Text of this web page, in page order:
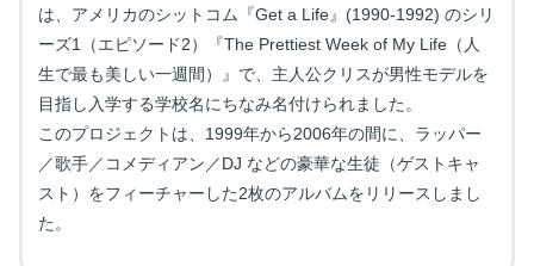
は、アメリカのシットコム『Get a Life』(1990-1992) のシリ
ーズ1（エピソード2）『The Prettiest Week of My Life（人
生で最も美しい一週間）』で、主人公クリスが男性モデルを
目指し入学する学校名にちなみ名付けられました。
このプロジェクトは、1999年から2006年の間に、ラッパー
／歌手／コメディアン／DJ などの豪華な生徒（ゲストキャ
スト）をフィーチャーした2枚のアルバムをリリースしまし
た。